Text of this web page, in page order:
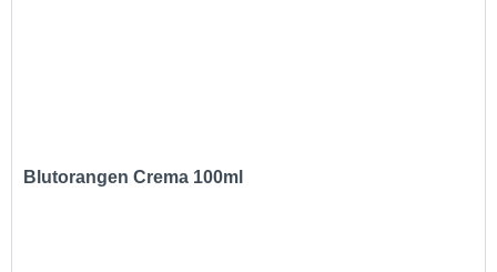
Blutorangen Crema 100ml